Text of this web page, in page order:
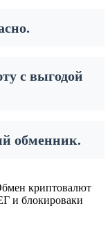
с выгодой
обменник.
криптовалют
и блокироваки